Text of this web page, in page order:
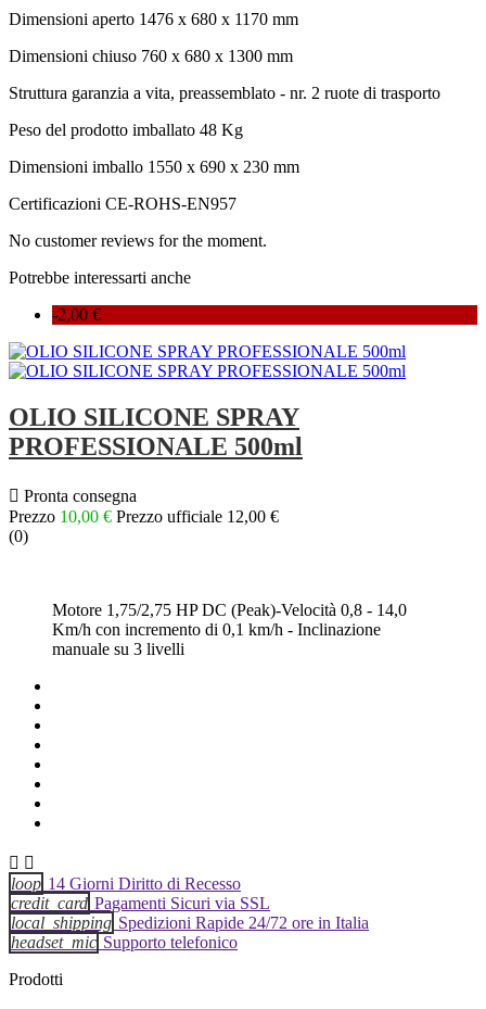
Dimensioni aperto 1476 x 680 x 1170 mm
Dimensioni chiuso 760 x 680 x 1300 mm
Struttura garanzia a vita, preassemblato - nr. 2 ruote di trasporto
Peso del prodotto imballato 48 Kg
Dimensioni imballo 1550 x 690 x 230 mm
Certificazioni CE-ROHS-EN957
No customer reviews for the moment.
Potrebbe interessarti anche
-2,00 €
OLIO SILICONE SPRAY
PROFESSIONALE 500ml
 Pronta consegna
Prezzo 10,00 € Prezzo ufficiale 12,00 €
(0)
Motore 1,75/2,75 HP DC (Peak)-Velocità 0,8 - 14,0
Km/h con incremento di 0,1 km/h - Inclinazione
manuale su 3 livelli
 
loop 14 Giorni Diritto di Recesso
credit_card Pagamenti Sicuri via SSL
local_shipping Spedizioni Rapide 24/72 ore in Italia
headset_mic Supporto telefonico
Prodotti